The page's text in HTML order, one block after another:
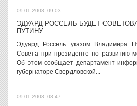
09.01.2008, 09:03
ЭДУАРД РОССЕЛЬ БУДЕТ
ПУТИНУ
Эдуард Россель указом Владимира
Совета при президенте по развитию
Об этом сообщает департамент
губернаторе Свердловской...
09.01.2008, 08:47